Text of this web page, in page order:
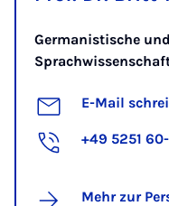
Germanistische
E-Mail
+49 5251
Mehr zur